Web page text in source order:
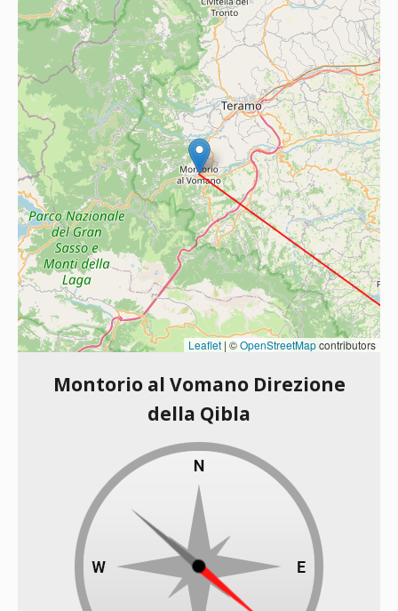
Leaflet | ©OpenStreetMapcontributors
Montorio al Vomano Direzione
della Qibla